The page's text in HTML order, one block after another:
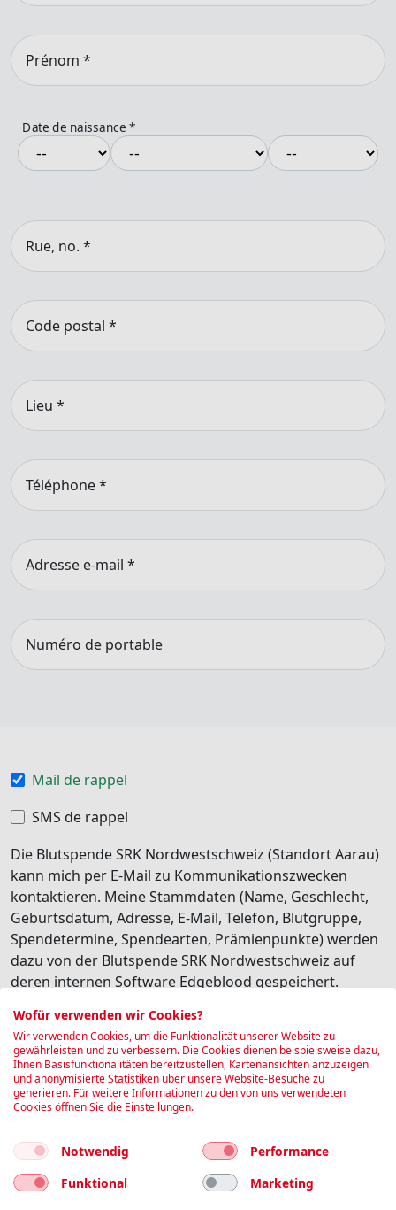
Prénom *
Date de naissance*
Rue, no. *
Code postal *
Lieu *
Téléphone*
Adresse e-mail *
Numéro de portable
Mail de rappel
SMS de rappel
Die Blutspende SRK Nordwestschweiz (Standort Aarau)
kann mich per E-Mail zu Kommunikationszwecken
kontaktieren. Meine Stammdaten (Name, Geschlecht,
Geburtsdatum, Adresse, E-Mail, Telefon, Blutgruppe,
Spendetermine, Spendearten, Prämienpunkte) werden
dazu von der Blutspende SRK Nordwestschweiz auf
deren internen Software Edgeblood gespeichert.
Gesundheitsdaten) werden dabei nicht transferiert. Ich
habe jederzeit die Möglichkeit, diese personalisierte
Kommunikation wieder abzubestellen.
Je suis d'accord
Réserver
Wofür verwenden wir Cookies?
Wir verwenden Cookies, um die Funktionalität unserer Website zu
gewährleisten und zu verbessern. Die Cookies dienen beispielsweise dazu,
Ihnen Basisfunktionalitäten bereitzustellen, Kartenansichten anzuzeigen
und anonymisierte Statistiken über unsere Website-Besuche zu
generieren. Für weitere Informationen zu den von uns verwendeten
Cookies öffnen Sie die Einstellungen.
Notwendig
Performance
Funktional
Marketing